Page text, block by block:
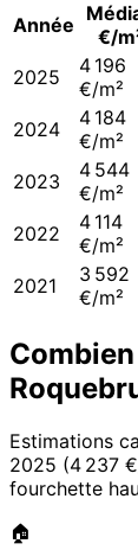
Année
€/
2025
4 196
€/m²
2024
4 184
€/m²
2023
4 544
€/m²
2022
4 114
€/m²
2021
3 592
€/m²
Estimations
2025 (4 237
fourchette
🏠